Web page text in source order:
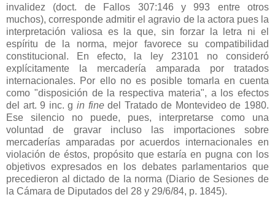
invalidez (doct. de Fallos 307:146 y 993 entre otros
muchos), corresponde admitir el agravio de la actora pues la
interpretación valiosa es la que, sin forzar la letra ni el
espíritu de la norma, mejor favorece su compatibilidad
constitucional. En efecto, la ley 23101 no consideró
explícitamente la mercadería amparada por tratados
internacionales. Por ello no es posible tomarla en cuenta
como "disposición de la respectiva materia", a los efectos
del art. 9 inc. g in finedel Tratado de Montevideo de 1980.
Ese silencio no puede, pues, interpretarse como una
voluntad de gravar incluso las importaciones sobre
mercaderías amparadas por acuerdos internacionales en
violación de éstos, propósito que estaría en pugna con los
objetivos expresados en los debates parlamentarios que
precedieron al dictado de la norma (Diario de Sesiones de
la Cámara de Diputados del 28 y 29/6/84, p. 1845).